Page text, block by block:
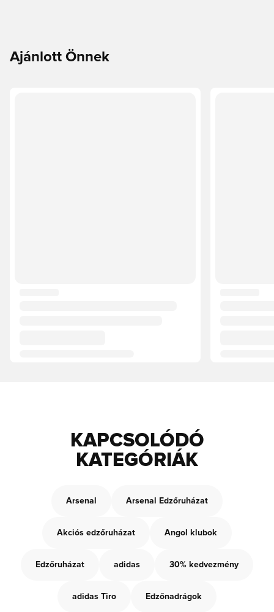
Ajánlott Önnek
KAPCSOLÓDÓ
KATEGÓRIÁK
Arsenal Arsenal Edzőruházat
Akciós edzőruházat Angol klubok
Edzőruházat adidas 30% kedvezmény
adidas Tiro Edzőnadrágok